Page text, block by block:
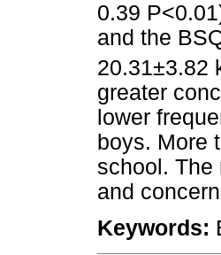
0.39
and the
20.31±3.82
greater
lower
boys. More
school. The
and
Keywords: